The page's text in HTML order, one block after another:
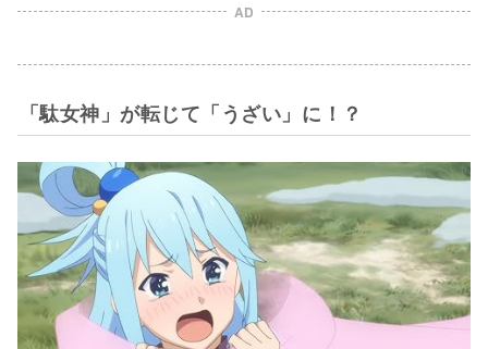
AD
「駄女神」が転じて「うざい」に！？